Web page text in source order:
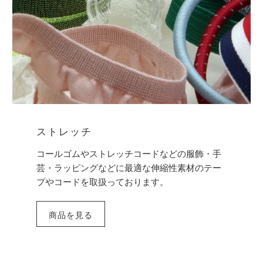
ストレッチ
コールゴムやストレッチコードなどの服飾・手
芸・ラッピングなどに最適な伸縮性素材のテー
プやコードを取扱っております。
商品を見る